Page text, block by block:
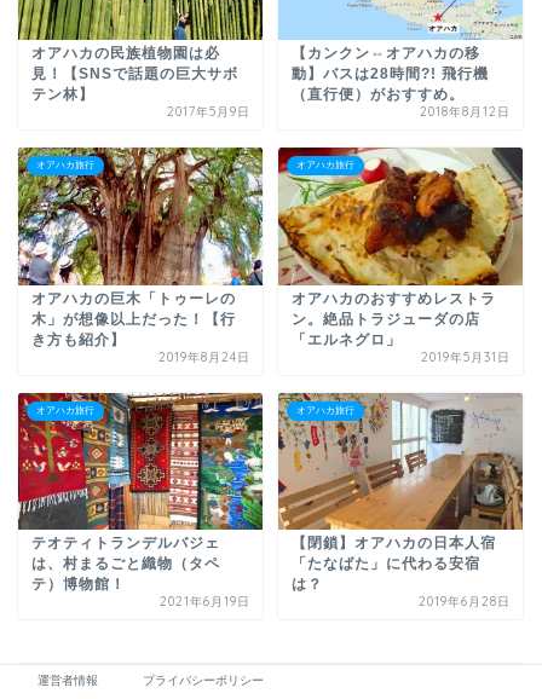
オアハカの民族植物園は必
見！【SNSで話題の巨大サボ
テン林】
2017年5月9日
【カンクン⇔オアハカの移
動】バスは28時間?! 飛行機
（直行便）がおすすめ。
2018年8月12日
オアハカ旅行
オアハカの巨木「トゥーレの
木」が想像以上だった！【行
き方も紹介】
2019年8月24日
オアハカ旅行
オアハカのおすすめレストラ
ン。絶品トラジューダの店
「エルネグロ」
2019年5月31日
オアハカ旅行
テオティトランデルバジェ
は、村まるごと織物（タペ
テ）博物館！
2021年6月19日
オアハカ旅行
【閉鎖】オアハカの日本人宿
「たなばた」に代わる安宿
は？
2019年6月28日
運営者情報 プライバシーポリシー